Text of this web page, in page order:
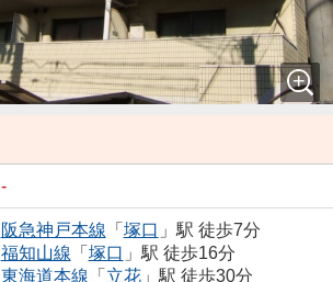
-
阪急神戸本線 「 塚口 」駅 徒歩7分
福知山線 「 塚口 」駅 徒歩16分
東海道本線 「 立花」駅 徒歩30分